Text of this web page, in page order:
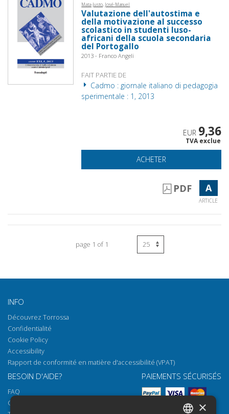
Mata-Justo, José-Manuel
Valutazione dell'autostima e
della motivazione al successo
scolastico in studenti luso-
africani della scuola secondaria
del Portogallo
2013 - Franco Angeli
FAIT PARTIE DE
Cadmo : giornale italiano di pedagogia
sperimentale : 1, 2013
EUR 9,36
TVA exclue
ACHETER
PDF A
ARTICLE
page 1 of 1
INFO
Découvrez Torrossa
Confidentialité
Cookie Policy
Accessibility
Rapport de conformité en matière d'accessibilité (VPAT)
BESOIN D'AIDE?
FAQ
Comment ouvrir nos documents
PAIEMENTS SÉCURISÉS
×